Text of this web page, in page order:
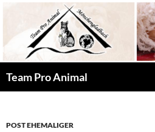
springen
Team Pro Animal
POST EHEMALIGER